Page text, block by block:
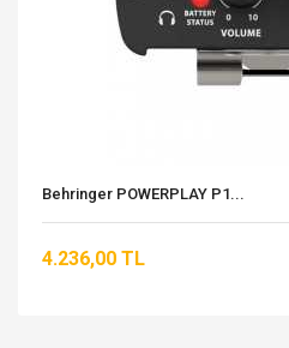
Behringer POWERPLAY P1...
4.236,00 TL